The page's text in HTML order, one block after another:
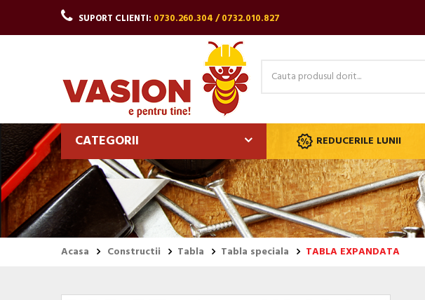
SUPORT CLIENTI: 0730.260.304 / 0732.010.827
CATEGORII REDUCERILE LUNII
Acasa Constructii Tabla Tabla speciala TABLA EXPANDATA